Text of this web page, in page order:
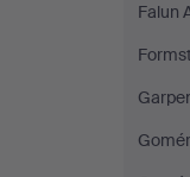
Falun